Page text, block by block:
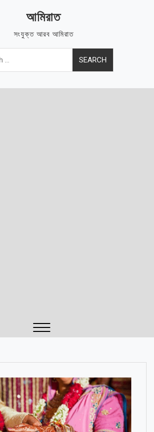
আমিরাত
সংযুক্ত আরব আমিরাত